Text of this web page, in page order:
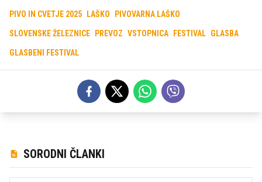
PIVO IN CVETJE 2025 LAŠKO PIVOVARNA LAŠKO
SLOVENSKE ŽELEZNICE PREVOZ VSTOPNICA FESTIVAL GLASBA
GLASBENI FESTIVAL
SORODNI ČLANKI